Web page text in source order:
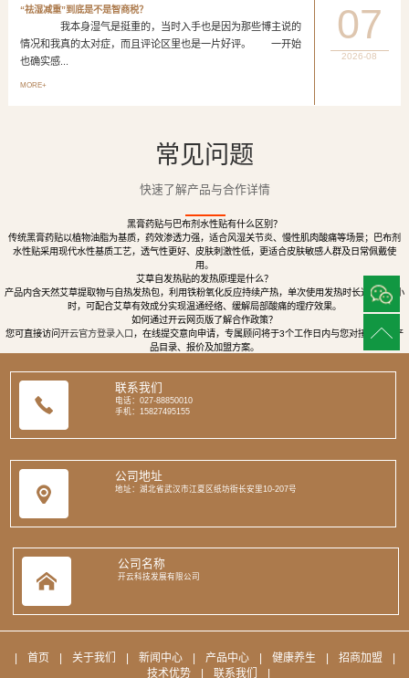
“祛湿减重”到底是不是智商税？
我本身湿气是挺重的，当时入手也是因为那些博主说的
情况和我真的太对症，而且评论区里也是一片好评。 一开始
也确实感...
MORE+
07
2026-08
常见问题
快速了解产品与合作详情
黑膏药贴与巴布剂水性贴有什么区别？
传统黑膏药贴以植物油脂为基质，药效渗透力强，适合风湿关节炎、慢性肌肉酸痛等场景；巴布剂
水性贴采用现代水性基质工艺，透气性更好、皮肤刺激性低，更适合皮肤敏感人群及日常佩戴使
用。
艾草自发热贴的发热原理是什么？
产品内含天然艾草提取物与自热发热包，利用铁粉氧化反应持续产热，单次使用发热时长达8至12小
时，可配合艾草有效成分实现温通经络、缓解局部酸痛的理疗效果。
如何通过开云网页版了解合作政策？
您可直接访问 开云官方登录入口，在线提交意向申请，专属顾问将于3个工作日内与您对接，提供产
品目录、报价及加盟方案。
联系我们
电话：027-88850010
手机：15827495155
公司地址
地址：湖北省武汉市江夏区纸坊街长安里10-207号
公司名称
开云科技发展有限公司
首页 关于我们 新闻中心 产品中心 健康养生 招商加盟
技术优势
联系我们